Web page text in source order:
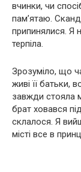
вчинки, чи
пам’ятаю.
припинялися. Я
терпіла.
Зрозуміло, що
живі її батьки,
завжди стояла
брат ховався
склалося. Я
місті все в